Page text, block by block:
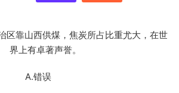
区靠山西供煤，焦炭所占比重尤大，在世
界上有卓著声誉。
A.错误